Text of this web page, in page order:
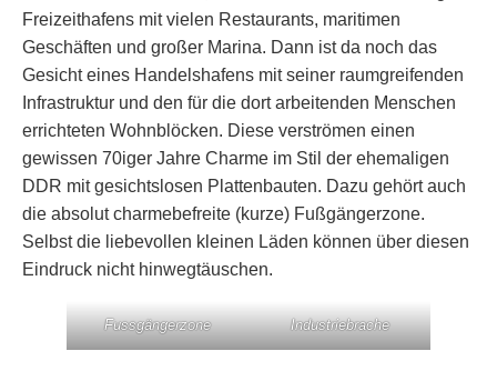
Freizeithafens mit vielen Restaurants, maritimen
Geschäften und großer Marina. Dann ist da noch das
Gesicht eines Handelshafens mit seiner raumgreifenden
Infrastruktur und den für die dort arbeitenden Menschen
errichteten Wohnblöcken. Diese verströmen einen
gewissen 70iger Jahre Charme im Stil der ehemaligen
DDR mit gesichtslosen Plattenbauten. Dazu gehört auch
die absolut charmebefreite (kurze) Fußgängerzone.
Selbst die liebevollen kleinen Läden können über diesen
Eindruck nicht hinwegtäuschen.
Fussgängerzone Industriebrache